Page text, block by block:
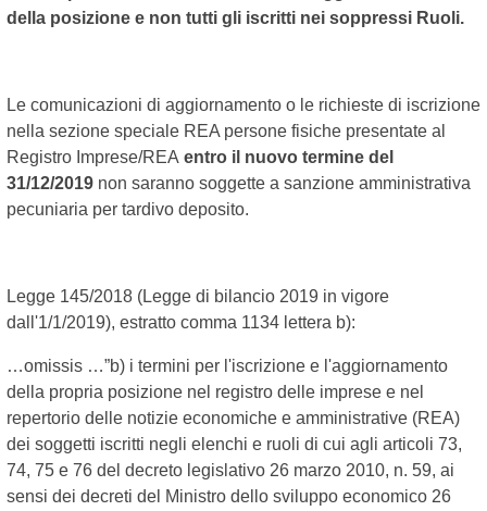
della posizione e non tutti gli iscritti nei soppressi Ruoli.
Le comunicazioni di aggiornamento o le richieste di iscrizione
nella sezione speciale REA persone fisiche presentate al
Registro Imprese/REA entro il nuovo termine del
31/12/2019 non saranno soggette a sanzione amministrativa
pecuniaria per tardivo deposito.
Legge 145/2018 (Legge di bilancio 2019 in vigore
dall'1/1/2019), estratto comma 1134 lettera b):
…omissis …”b) i termini per l'iscrizione e l'aggiornamento
della propria posizione nel registro delle imprese e nel
repertorio delle notizie economiche e amministrative (REA)
dei soggetti iscritti negli elenchi e ruoli di cui agli articoli 73,
74, 75 e 76 del decreto legislativo 26 marzo 2010, n. 59, ai
sensi dei decreti del Ministro dello sviluppo economico 26